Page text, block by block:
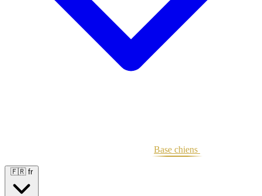
Base chiens
🇫🇷 fr